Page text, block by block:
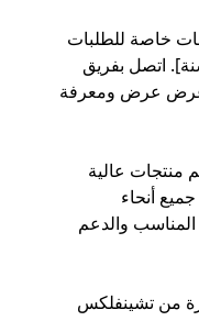
خاصة للطلبات
اتصل بفريق
عرض عرض ومعرفة
منتجات عالية
أنحاء
والدعم
من تشينفلكس